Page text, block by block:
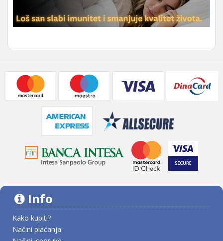
Info
Kako kupiti?
Načini plaćanja